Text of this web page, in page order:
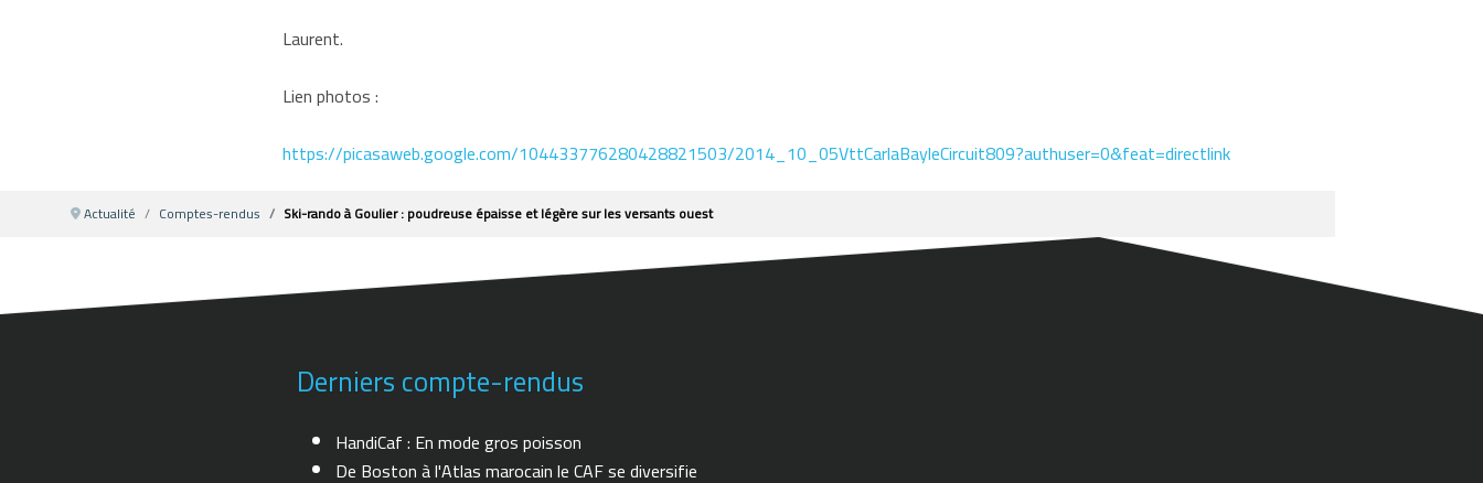
Laurent.
Lien photos :
https://picasaweb.google.com/104433776280428821503/2014_10_05VttCarlaBayleCircuit809?authuser=0&feat=directlink
Actualité Comptes-rendus Ski-rando à Goulier : poudreuse épaisse et légère sur les versants ouest
Derniers compte-rendus
HandiCaf : En mode gros poisson
De Boston à l'Atlas marocain le CAF se diversifie